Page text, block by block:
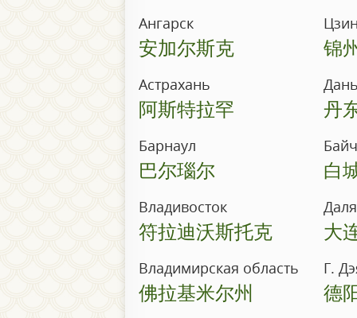
Ангарск
安加尔斯克 锦
Астрахань
阿斯特拉罕 丹
Барнаул
巴尔瑙尔 白
Владивосток
符拉迪沃斯托克 大
Владимирская область
佛拉基米尔州
Г.
德